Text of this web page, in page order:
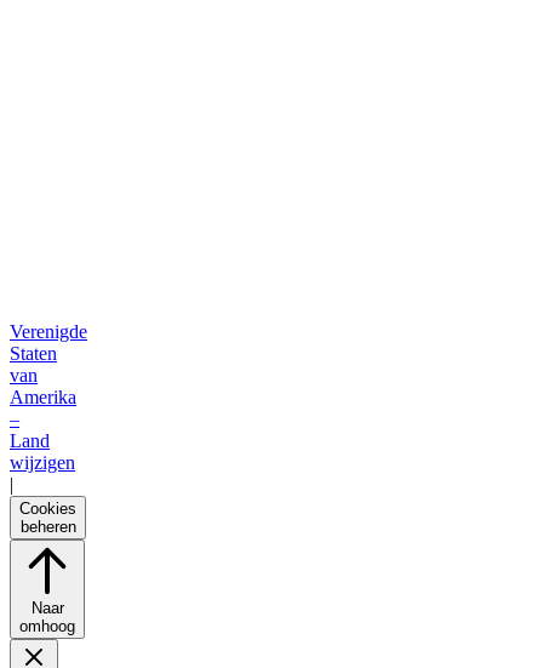
Verenigde
Staten
van
Amerika
–
Land
wijzigen
|
Cookies
beheren
Naar
omhoog